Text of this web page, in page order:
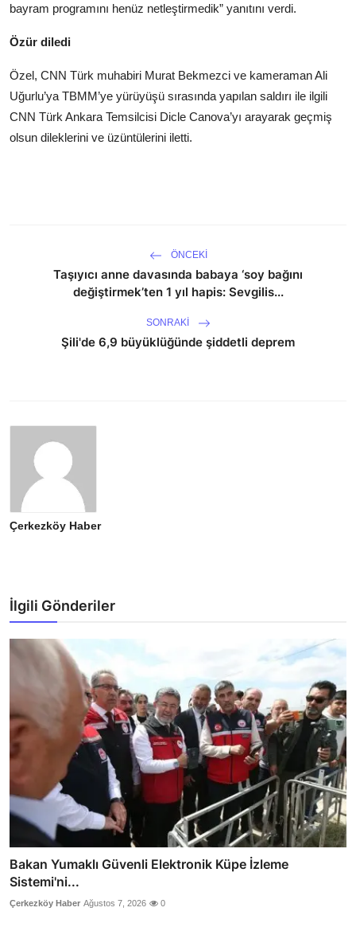
bayram programını henüz netleştirmedik” yanıtını verdi.
Özür diledi
Özel, CNN Türk muhabiri Murat Bekmezci ve kameraman Ali
Uğurlu’ya TBMM’ye yürüyüşü sırasında yapılan saldırı ile ilgili
CNN Türk Ankara Temsilcisi Dicle Canova’yı arayarak geçmiş
olsun dileklerini ve üzüntülerini iletti.
ÖNCEKI
Taşıyıcı anne davasında babaya ‘soy bağını
değiştirmek’ten 1 yıl hapis: Sevgilis...
SONRAKI
Şili'de 6,9 büyüklüğünde şiddetli deprem
Çerkezköy Haber
İlgili Gönderiler
Bakan Yumaklı Güvenli Elektronik Küpe İzleme
Sistemi'ni...
Çerkezköy Haber Ağustos 7, 2026 0